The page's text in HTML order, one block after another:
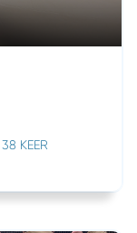
38 KEER